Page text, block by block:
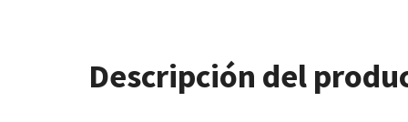
Descripción del